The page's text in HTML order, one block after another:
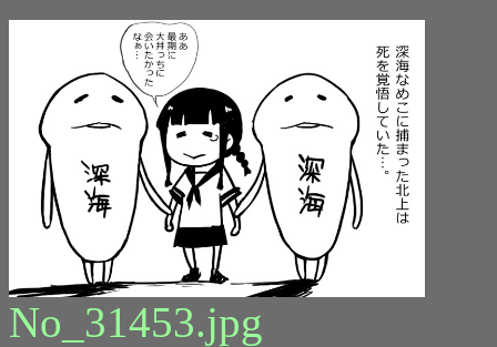
No_31453.jpg